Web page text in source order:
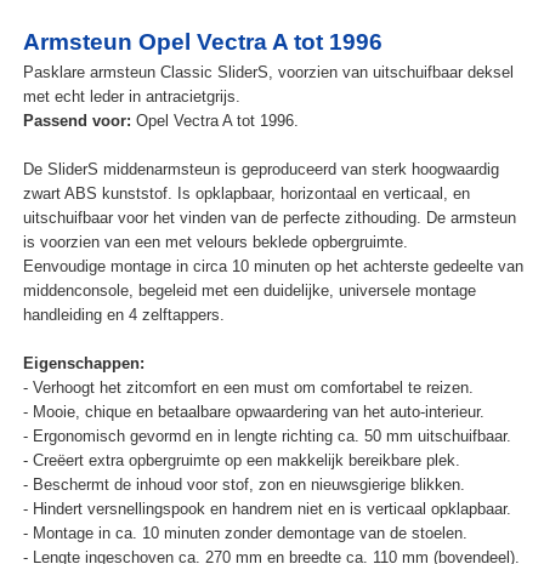
Armsteun Opel Vectra A tot 1996
Pasklare armsteun Classic SliderS, voorzien van uitschuifbaar deksel
met echt leder in antracietgrijs.
Passend voor: Opel Vectra A tot 1996.
De SliderS middenarmsteun is geproduceerd van sterk hoogwaardig
zwart ABS kunststof. Is opklapbaar, horizontaal en verticaal, en
uitschuifbaar voor het vinden van de perfecte zithouding. De armsteun
is voorzien van een met velours beklede opbergruimte.
Eenvoudige montage in circa 10 minuten op het achterste gedeelte van
middenconsole, begeleid met een duidelijke, universele montage
handleiding en 4 zelftappers.
Eigenschappen:
- Verhoogt het zitcomfort en een must om comfortabel te reizen.
- Mooie, chique en betaalbare opwaardering van het auto-interieur.
- Ergonomisch gevormd en in lengte richting ca. 50 mm uitschuifbaar.
- Creëert extra opbergruimte op een makkelijk bereikbare plek.
- Beschermt de inhoud voor stof, zon en nieuwsgierige blikken.
- Hindert versnellingspook en handrem niet en is verticaal opklapbaar.
- Montage in ca. 10 minuten zonder demontage van de stoelen.
- Lengte ingeschoven ca. 270 mm en breedte ca. 110 mm (bovendeel).